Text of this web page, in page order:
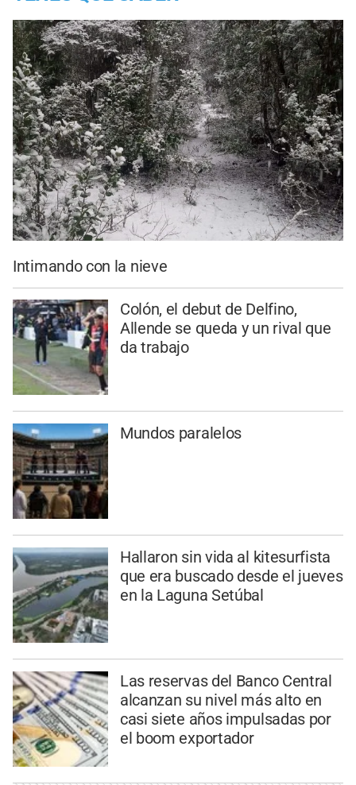
Intimando con la nieve
Colón, el debut de Delfino,
Allende se queda y un rival que
da trabajo
Mundos paralelos
Hallaron sin vida al kitesurfista
que era buscado desde el jueves
en la Laguna Setúbal
Las reservas del Banco Central
alcanzan su nivel más alto en
casi siete años impulsadas por
el boom exportador